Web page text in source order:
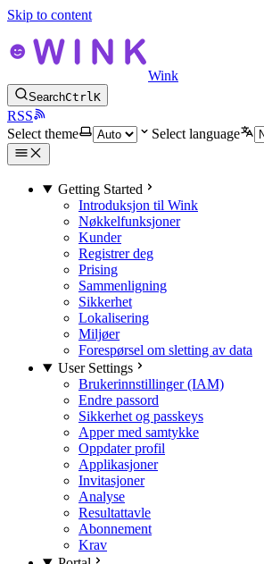
Skip to content
Wink
SearchCtrlK
RSS
Select theme
Select language
Getting Started
Introduksjon til Wink
Nøkkelfunksjoner
Kunder
Registrer deg
Prising
Sammenligning
Sikkerhet
Lokalisering
Miljøer
Forespørsel om sletting av data
User Settings
Brukerinnstillinger (IAM)
Endre passord
Sikkerhet og passkeys
Apper med samtykke
Oppdater profil
Applikasjoner
Invitasjoner
Analyse
Resultattavle
Abonnement
Krav